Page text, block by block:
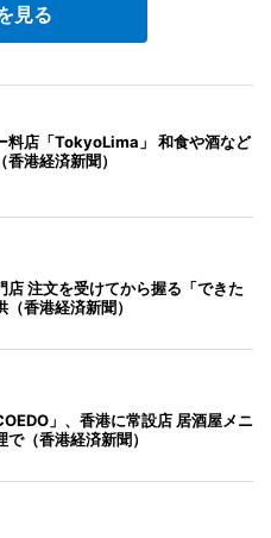
見る
料店「TokyoLima」 和食や酒など
港経済新聞）
店 注文を受けてから握る「できた
香港経済新聞）
」、香港に常設店 居酒屋メニ
（香港経済新聞）